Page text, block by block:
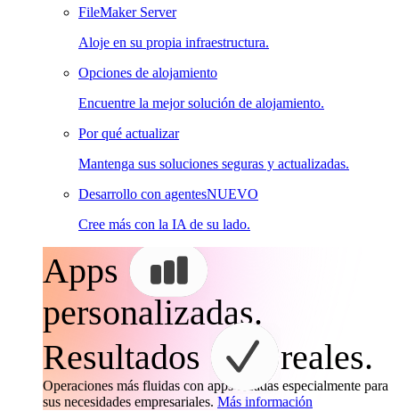
FileMaker Server
Aloje en su propia infraestructura.
Opciones de alojamiento
Encuentre la mejor solución de alojamiento.
Por qué actualizar
Mantenga sus soluciones seguras y actualizadas.
Desarrollo con agentesNUEVO
Cree más con la IA de su lado.
Apps
personalizadas.
Resultados
reales.
Operaciones más fluidas con apps creadas especialmente para
sus necesidades empresariales. Más información